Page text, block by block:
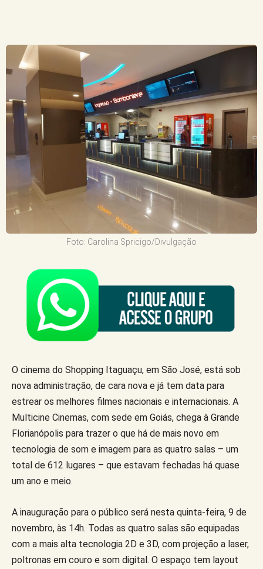
Foto: Carolina Spricigo/Divulgação
O cinema do Shopping Itaguaçu, em São José, está sob
nova administração, de cara nova e já tem data para
estrear os melhores filmes nacionais e internacionais. A
Multicine Cinemas, com sede em Goiás, chega à Grande
Florianópolis para trazer o que há de mais novo em
tecnologia de som e imagem para as quatro salas – um
total de 612 lugares – que estavam fechadas há quase
um ano e meio.
A inauguração para o público será nesta quinta-feira, 9 de
novembro, às 14h. Todas as quatro salas são equipadas
com a mais alta tecnologia 2D e 3D, com projeção a laser,
poltronas em couro e som digital. O espaço tem layout